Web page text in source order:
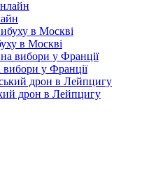
в Москві
вибори у Франції
дрон в Лейпцигу